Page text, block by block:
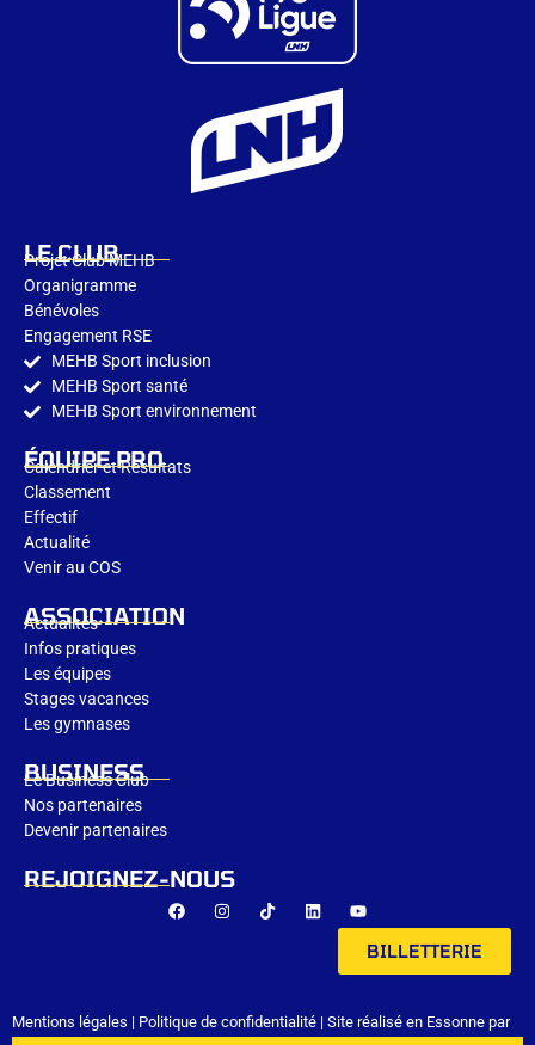
LE CLUB
Projet Club MEHB
Organigramme
Bénévoles
Engagement RSE
MEHB Sport inclusion
MEHB Sport santé
MEHB Sport environnement​
ÉQUIPE PRO
Calendrier et Résultats
Classement
Effectif
Actualité
Venir au COS
ASSOCIATION
Actualités
Infos pratiques
Les équipes
Stages vacances
Les gymnases
BUSINESS
Le Business Club
Nos partenaires
Devenir partenaires
REJOIGNEZ-NOUS
BILLETTERIE
Mentions légales | Politique de confidentialité | Site réalisé en Essonne par